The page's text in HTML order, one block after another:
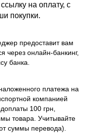
на оплату, с
покупки.
предоставит вам
через онлайн-банкинг,
банка.
платежа на
компанией
100 грн,
товара. Учитывайте
суммы перевода).